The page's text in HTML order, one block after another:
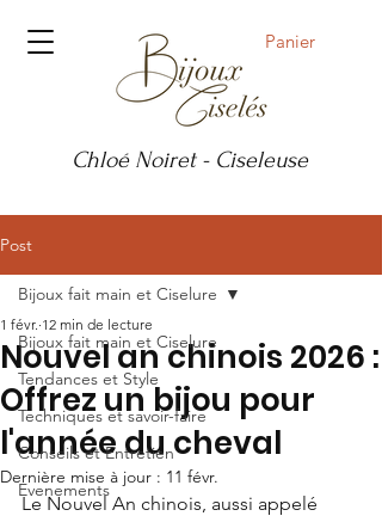
Panier
Chloé Noiret - Ciseleuse
Post
Bijoux fait main et Ciselure
Tendances et Style
Techniques et savoir-faire
Conseils et Entretien
Evenements
Bijoux fait main et Ciselure
Nouvel an chinois 2026 :
Offrez un bijou pour
l'année du cheval
1 févr. 12 min de lecture
Dernière mise à jour : 11 févr.
Le Nouvel An chinois, aussi appelé